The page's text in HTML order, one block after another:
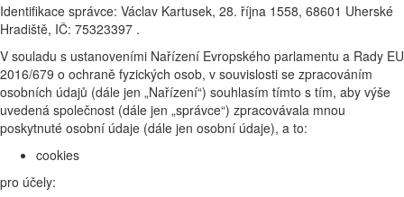
Identifikace správce: Václav Kartusek, 28. října 1558, 68601 Uherské
Hradiště, IČ: 75323397 .
V souladu s ustanoveními Nařízení Evropského parlamentu a Rady EU
2016/679 o ochraně fyzických osob, v souvislosti se zpracováním
osobních údajů (dále jen „Nařízení“) souhlasím tímto s tím, aby výše
uvedená společnost (dále jen „správce“) zpracovávala mnou
poskytnuté osobní údaje (dále jen osobní údaje), a to:
cookies
pro účely: